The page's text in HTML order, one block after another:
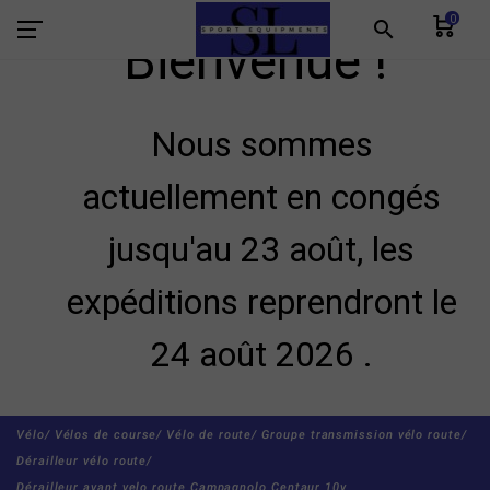
search 0
Bienvenue !
Nous sommes
actuellement en congés
jusqu'au 23 août, les
expéditions reprendront le
24 août 2026 .
Vélo/ Vélos de course/ Vélo de route/ Groupe transmission vélo route/
Dérailleur vélo route/